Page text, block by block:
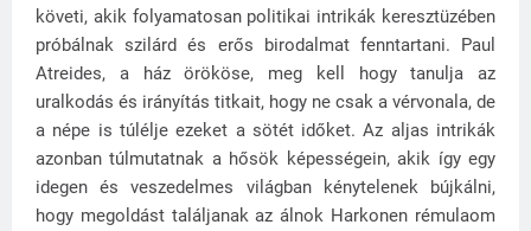
követi, akik folyamatosan politikai intrikák keresztüzében
próbálnak szilárd és erős birodalmat fenntartani. Paul
Atreides, a ház örököse, meg kell hogy tanulja az
uralkodás és irányítás titkait, hogy ne csak a vérvonala, de
a népe is túlélje ezeket a sötét időket. Az aljas intrikák
azonban túlmutatnak a hősök képességein, akik így egy
idegen és veszedelmes világban kénytelenek bújkálni,
hogy megoldást találjanak az álnok Harkonen rémulaom